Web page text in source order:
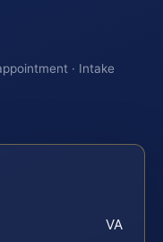
· Intake
VA